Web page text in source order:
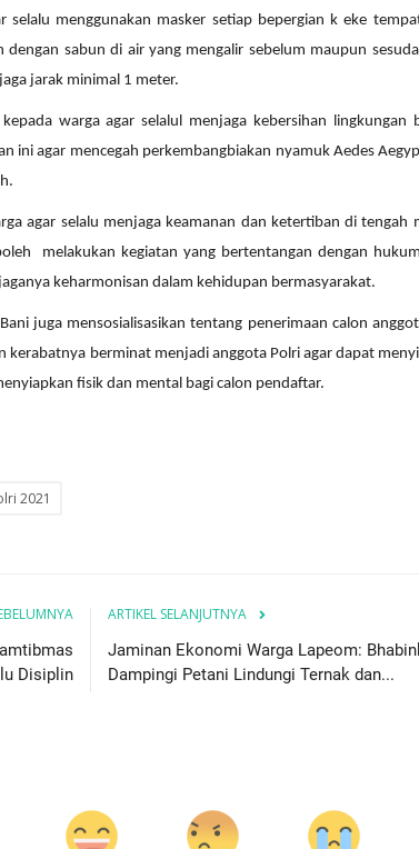
selalu menggunakan masker setiap bepergian k eke
dengan sabun di air yang mengalir sebelum maupun
jarak minimal 1 meter.
warga agar selalul menjaga kebersihan lingkungan
ini agar mencegah perkembangbiakan nyamuk Aedes
agar selalu menjaga keamanan dan ketertiban di tengah
melakukan kegiatan yang bertentangan dengan
keharmonisan dalam kehidupan bermasyarakat.
juga mensosialisasikan tentang penerimaan calon
kerabatnya berminat menjadi anggota Polri agar dapat
fisik dan mental bagi calon pendaftar.
2021
Disiplin
ARTIKEL SELANJUTNYA
Jaminan Ekonomi Warga Lapeom:
Dampingi Petani Lindungi Ternak dan...
DI...
2019 2344
Prestasi yang Ditorehkan...
Humas Polres Timor Tengah Utara Okt 3,